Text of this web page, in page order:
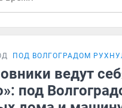
ПОД ВОЛГОГРАДОМ
ведут
под